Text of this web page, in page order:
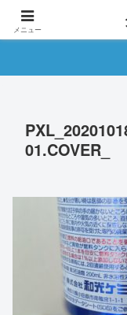
01.COVER_
メニュー